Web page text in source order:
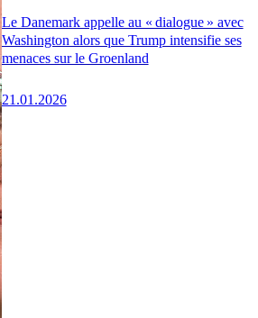
Le Danemark appelle au « dialogue » avec
Washington alors que Trump intensifie ses
menaces sur le Groenland
21.01.2026